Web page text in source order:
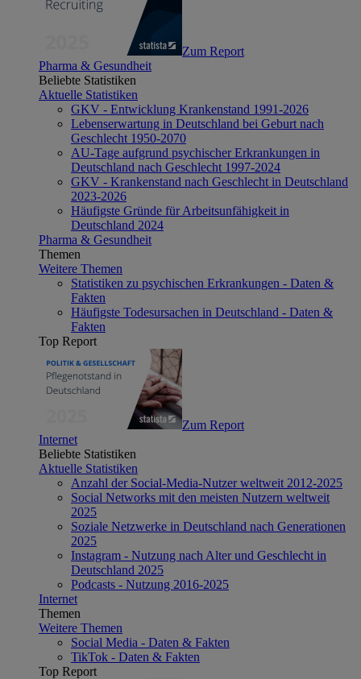
Zum Report
Pharma & Gesundheit
Beliebte Statistiken
Aktuelle Statistiken
GKV - Entwicklung Krankenstand 1991-2026
Lebenserwartung in Deutschland bei Geburt nach
Geschlecht 1950-2070
AU-Tage aufgrund psychischer Erkrankungen in
Deutschland nach Geschlecht 1997-2024
GKV - Krankenstand nach Geschlecht in Deutschland
2023-2026
Häufigste Gründe für Arbeitsunfähigkeit in
Deutschland 2024
Pharma & Gesundheit
Themen
Weitere Themen
Statistiken zu psychischen Erkrankungen - Daten &
Fakten
Häufigste Todesursachen in Deutschland - Daten &
Fakten
Top Report
Zum Report
Internet
Beliebte Statistiken
Aktuelle Statistiken
Anzahl der Social-Media-Nutzer weltweit 2012-2025
Social Networks mit den meisten Nutzern weltweit
2025
Soziale Netzwerke in Deutschland nach Generationen
2025
Instagram - Nutzung nach Alter und Geschlecht in
Deutschland 2025
Podcasts - Nutzung 2016-2025
Internet
Themen
Weitere Themen
Social Media - Daten & Fakten
TikTok - Daten & Fakten
Top Report